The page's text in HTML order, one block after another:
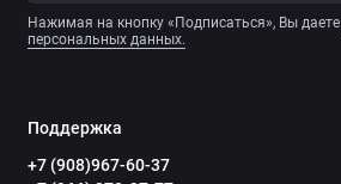
Нажимая на кнопку «Подписаться», Вы даете
персональных данных.
Поддержка
+7 (908)967-60-37